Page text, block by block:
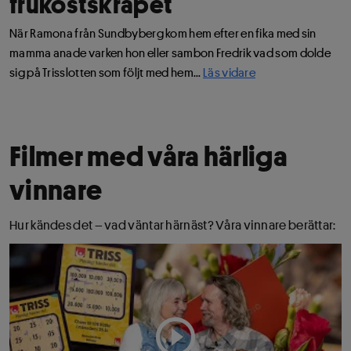
När Ramona från Sundbyberg kom hem efter en fika med sin
mamma anade varken hon eller sambon Fredrik vad som dolde
sig på Trisslotten som följt med hem... Läs vidare
Filmer med våra härliga
vinnare
Hur kändes det – vad väntar härnäst? Våra vinnare berättar: